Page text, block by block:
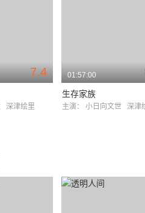
7.4
深津绘里
01:57:00
生存家族
主演： 小日向文世 深津